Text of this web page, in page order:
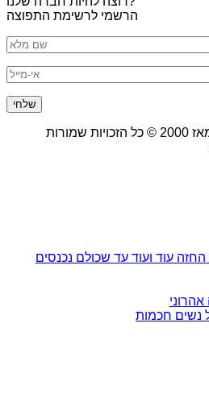
הרשמי לרשימת התפוצה
עוד ועוד עד שכולם נכנסים
נשים חכמות
2000 © כל הזכויות שמורות